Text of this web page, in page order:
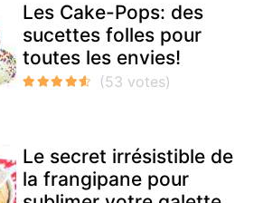
Les Cake-Pops: des
sucettes folles pour
toutes les envies!
Le secret irrésistible de
la frangipane pour